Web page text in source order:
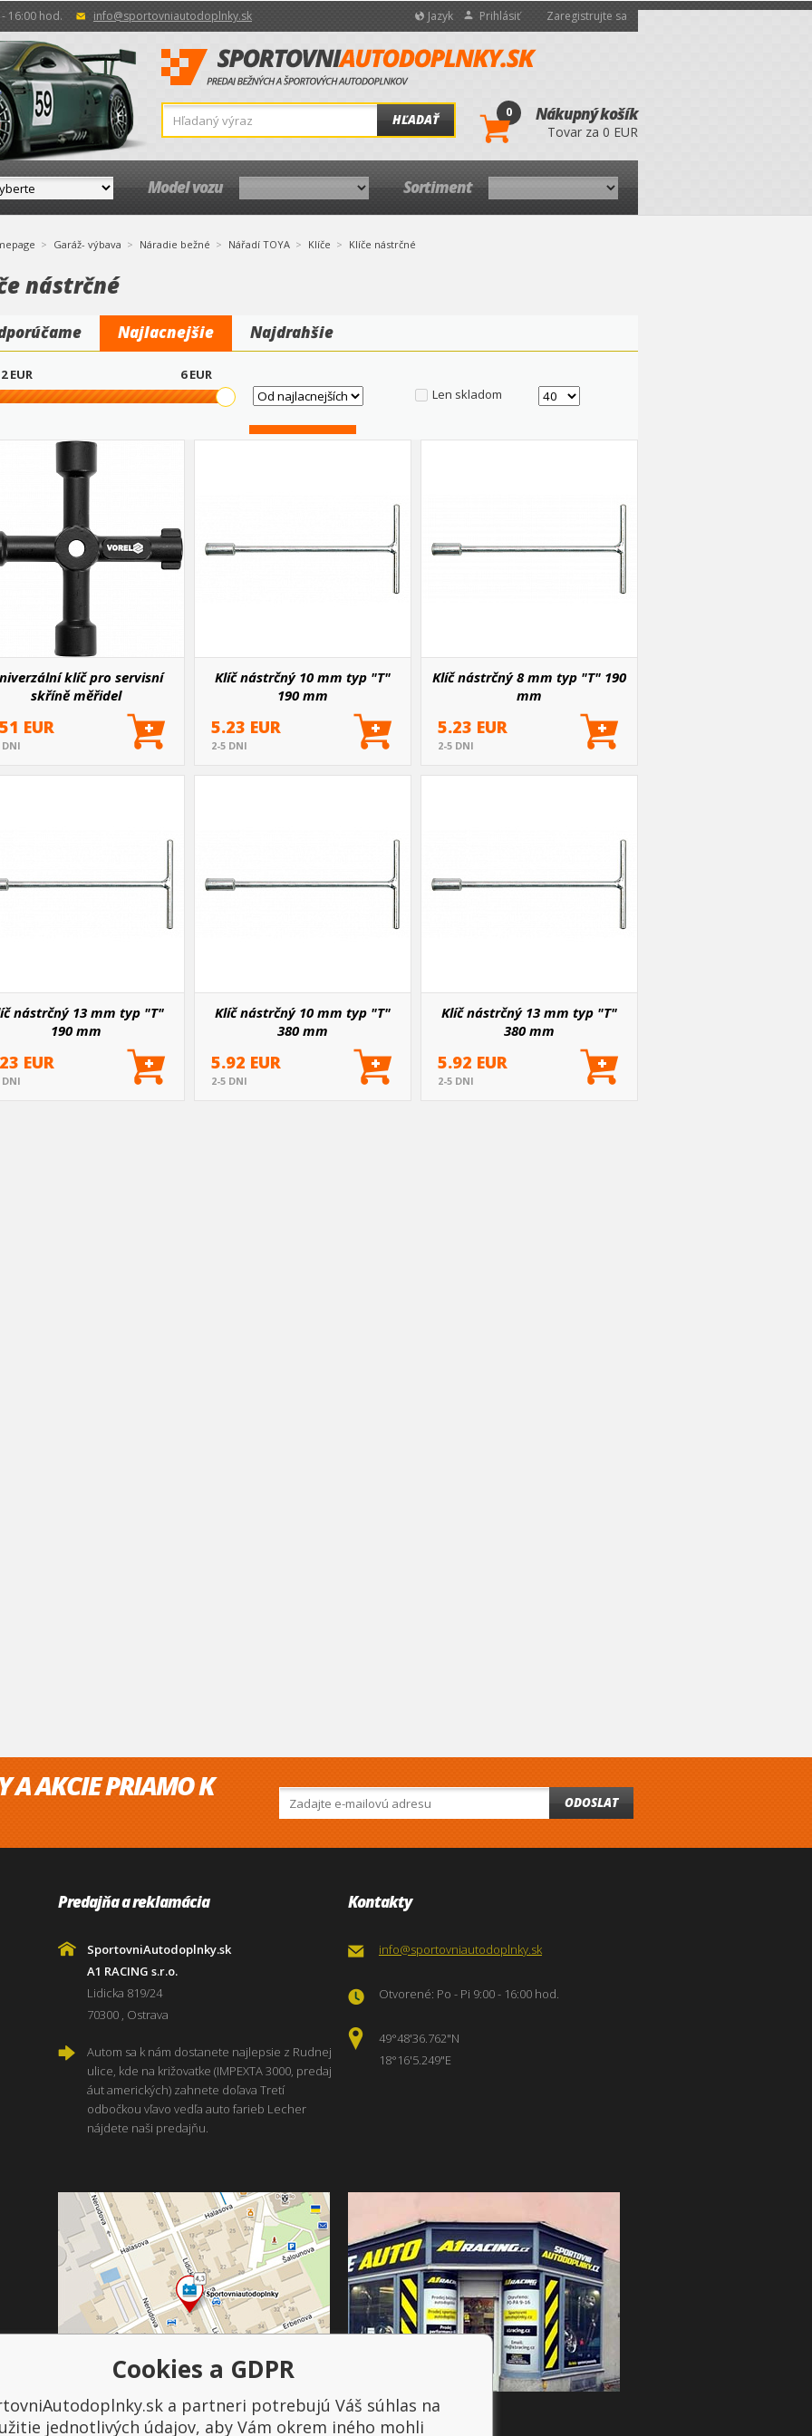
16:00 hod. info@sportovniautodoplnky.sk Jazyk Prihlásiť Zaregistrujte sa
HĽADAŤ 0 Nákupný košík
Tovar za 0 EUR
Model vozu Sortiment
Garáž- výbava Náradie bežné Nářadí TOYA Klíče Klíče nástrčné
nástrčné
Najlacnejšie Najdrahšie
2EUR 6EUR
Len skladom
klíč pro servisní
skříně měřidel
EUR
DNI
Klíč nástrčný 10 mm typ "T"
190 mm
5.23 EUR
2-5 DNI
Klíč nástrčný 8 mm typ "T" 190
mm
5.23 EUR
2-5 DNI
nástrčný 13 mm typ "T"
190 mm
EUR
DNI
Klíč nástrčný 10 mm typ "T"
380 mm
5.92 EUR
2-5 DNI
Klíč nástrčný 13 mm typ "T"
380 mm
5.92 EUR
2-5 DNI
A AKCIE PRIAMO K
ODOSLAT
Predajňa a reklamácia
SportovniAutodoplnky.sk
A1 RACING s.r.o.
Lidicka 819/24
70300 , Ostrava
Autom sa k nám dostanete najlepsie z Rudnej
ulice, kde na križovatke (IMPEXTA 3000, predaj
áut amerických) zahnete doľava Tretí
odbočkou vľavo vedľa auto farieb Lecher
nájdete naši predajňu.
Kontakty
info@sportovniautodoplnky.sk
Otvorené: Po - Pi 9:00 - 16:00 hod.
49°48'36.762"N
18°16'5.249"E
Platba a doprava
Cookies a GDPR
a partneri potrebujú Váš súhlas na
jednotlivých údajov, aby Vám okrem iného mohli